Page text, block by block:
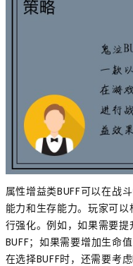
属性增益类BUFF可以在战
能力和生存能力。玩家可
行强化。例如，如果需要
BUFF；如果需要增加生命
在选择BUFF时，还需要考